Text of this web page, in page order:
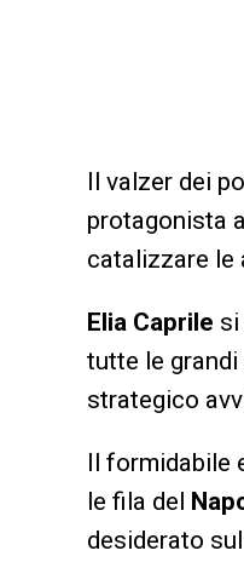
Il valzer dei
protagonista
catalizzare le
Elia Caprile si
tutte le
strategico
Il formidabile
le fila del
desiderato